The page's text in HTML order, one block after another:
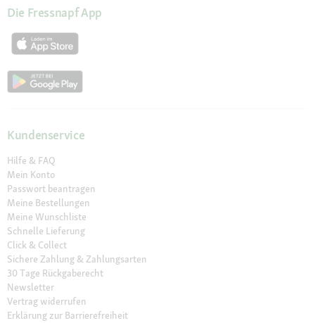
Die Fressnapf App
Kundenservice
Hilfe & FAQ
Mein Konto
Passwort beantragen
Meine Bestellungen
Meine Wunschliste
Schnelle Lieferung
Click & Collect
Sichere Zahlung & Zahlungsarten
30 Tage Rückgaberecht
Newsletter
Vertrag widerrufen
Erklärung zur Barrierefreiheit